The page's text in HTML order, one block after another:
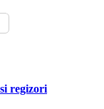
regizori